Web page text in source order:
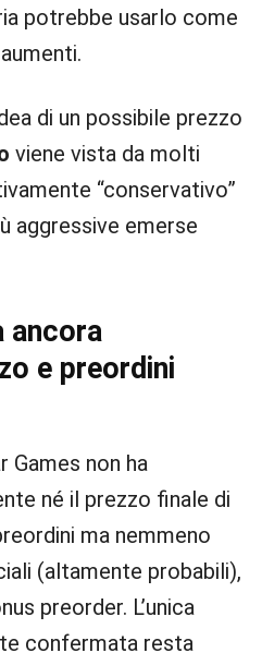
potrebbe usarlo come
di un possibile prezzo
viene vista da molti
“conservativo”
aggressive emerse
ancora
e preordini
non ha
né il prezzo finale di
ma nemmeno
(altamente probabili),
preorder. L’unica
confermata resta